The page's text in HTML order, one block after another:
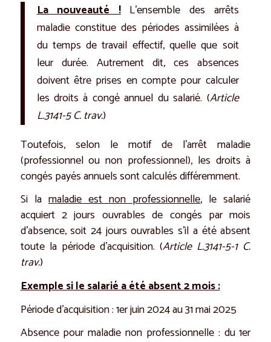
La nouveauté !L’ensemble des arrêts
maladie constitue des périodes assimilées à
du temps de travail effectif, quelle que soit
leur durée. Autrement dit, ces absences
doivent être prises en compte pour calculer
les droits à congé annuel du salarié. (Article
L.3141-5 C. trav.)
Toutefois, selon le motif de l’arrêt maladie
(professionnel ou non professionnel), les droits à
congés payés annuels sont calculés différemment.
Si lamaladie est non professionnelle, le salarié
acquiert 2 jours ouvrables de congés par mois
d’absence, soit 24 jours ouvrables s’il a été absent
toute la période d’acquisition. (Article L.3141-5-1 C.
trav.)
Exemple si le salarié a été absent 2 mois :
Période d’acquisition : 1er juin 2024 au 31 mai 2025
Absence pour maladie non professionnelle : du 1er